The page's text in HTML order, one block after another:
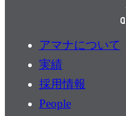
アマナについて
実績
採用情報
People